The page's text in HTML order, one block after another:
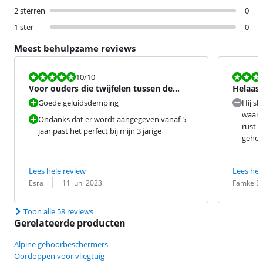
2 sterren
0
1 ster
0
Meest behulpzame reviews
Beoordeling is 10 van de 10.
10/10
Voor ouders die twijfelen tussen de
baby muffy en muffy kids
Goede geluidsdemping
Ondanks dat er wordt aangegeven vanaf 5
jaar past het perfect bij mijn 3 jarige
Lees hele review
Beoordeling door:
Esra
Datum: 11 juni 2023
Hij
rust
Lees
Famke
Datum:
Toon alle 58 reviews
Gerelateerde producten
Alpine gehoorbeschermers
Oordoppen voor vliegtuig